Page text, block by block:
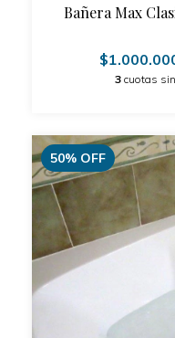
Bañera Max
3 cuotas
50% OFF